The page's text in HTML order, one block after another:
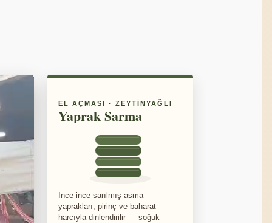
EL AÇMASI · ZEYTINYAĞLI
Yaprak Sarma
İnce ince sarılmış asma
yaprakları, pirinç ve baharat
harcıyla dinlendirilir — soğuk